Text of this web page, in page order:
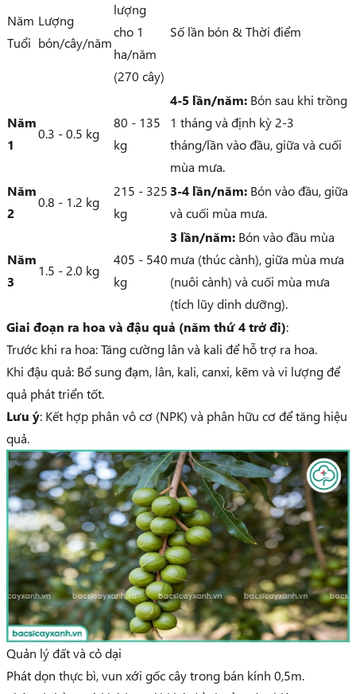
Năm
Tuổi
Lượng
bón/cây/năm
lượng
cho 1
ha/năm
(270 cây)
Số lần bón & Thời điểm
Năm
1
0.3 - 0.5 kg
80 - 135
kg
4-5 lần/năm: Bón sau khi trồng
1 tháng và định kỳ 2-3
tháng/lần vào đầu, giữa và cuối
mùa mưa.
Năm
2
0.8 - 1.2 kg
215 - 325
kg
3-4 lần/năm: Bón vào đầu, giữa
và cuối mùa mưa.
Năm
3
1.5 - 2.0 kg
405 - 540
kg
3 lần/năm: Bón vào đầu mùa
mưa (thúc cành), giữa mùa mưa
(nuôi cành) và cuối mùa mưa
(tích lũy dinh dưỡng).
Giai đoạn ra hoa và đậu quả (năm thứ 4 trở đi):
Trước khi ra hoa: Tăng cường lân và kali để hỗ trợ ra hoa.
Khi đậu quả: Bổ sung đạm, lân, kali, canxi, kẽm và vi lượng để
quả phát triển tốt.
Lưu ý: Kết hợp phân vô cơ (NPK) và phân hữu cơ để tăng hiệu
quả.
Quản lý đất và cỏ dại
Phát dọn thực bì, vun xới gốc cây trong bán kính 0,5m.